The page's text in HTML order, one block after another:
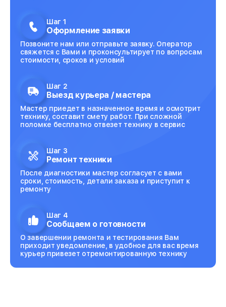
Шаг 1
Оформление заявки
Позвоните нам или отправьте заявку. Оператор
свяжется с Вами и проконсультирует по вопросам
стоимости, сроков и условий
Шаг 2
Выезд курьера / мастера
Мастер приедет в назначенное время и осмотрит
технику, составит смету работ. При сложной
поломке бесплатно отвезет технику в сервис
Шаг 3
Ремонт техники
После диагностики мастер согласует с вами
сроки, стоимость, детали заказа и приступит к
ремонту
Шаг 4
Сообщаем о готовности
О завершении ремонта и тестирования Вам
приходит уведомление, в удобное для вас время
курьер привезет отремонтированную технику